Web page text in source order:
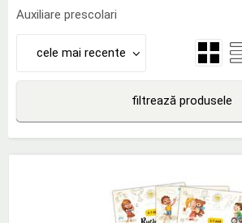
Auxiliare prescolari
cele mai recente
filtrează produsele